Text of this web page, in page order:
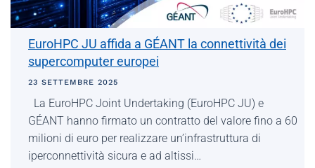
EuroHPC JU affida a GÉANT la connettività dei
supercomputer europei
23 SETTEMBRE 2025
La EuroHPC Joint Undertaking (EuroHPC JU) e
GÉANT hanno firmato un contratto del valore fino a 60
milioni di euro per realizzare un’infrastruttura di
iperconnettività sicura e ad altissi…